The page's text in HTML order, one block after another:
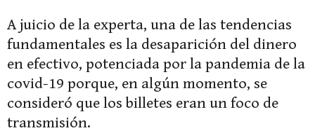
A juicio de la experta, una de las tendencias
fundamentales es la desaparición del dinero
en efectivo, potenciada por la pandemia de la
covid-19 porque, en algún momento, se
consideró que los billetes eran un foco de
transmisión.